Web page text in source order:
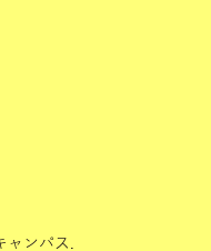
ンパス.